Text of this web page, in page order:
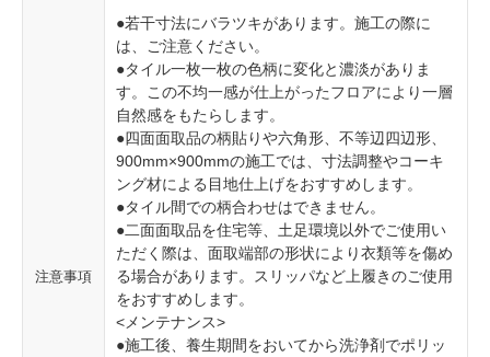
注意事項
●若干寸法にバラツキがあります。施工の際に
は、ご注意ください。
●タイル一枚一枚の色柄に変化と濃淡がありま
す。この不均一感が仕上がったフロアにより一層
自然感をもたらします。
●四面面取品の柄貼りや六角形、不等辺四辺形、
900mm×900mmの施工では、寸法調整やコーキ
ング材による目地仕上げをおすすめします。
●タイル間での柄合わせはできません。
●二面面取品を住宅等、土足環境以外でご使用い
ただく際は、面取端部の形状により衣類等を傷め
る場合があります。スリッパなど上履きのご使用
をおすすめします。
<メンテナンス>
●施工後、養生期間をおいてから洗浄剤でポリッ